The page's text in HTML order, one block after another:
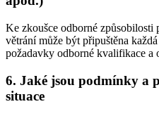
Ke zkoušce odborné
větrání může být připuštěna
požadavky odborné kvalifikace a
6. Jaké jsou podmínky a
situace